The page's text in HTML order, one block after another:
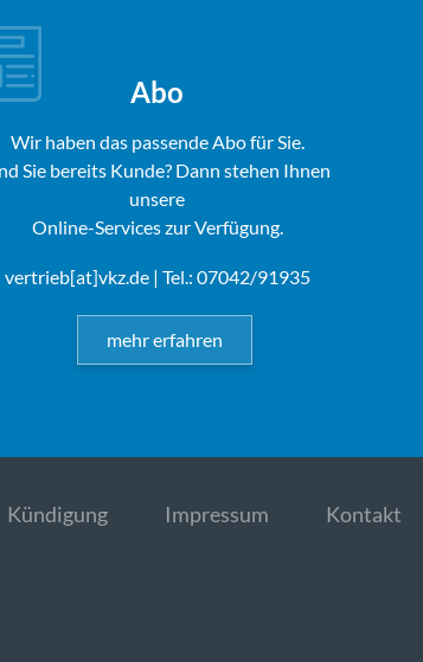
Abo
Wir haben das passende Abo für Sie.
Sie bereits Kunde? Dann stehen Ihnen
unsere
Online-Services zur Verfügung.
vertrieb[at]vkz.de| Tel.: 07042/91935
mehr erfahren
Kündigung Impressum Kontakt